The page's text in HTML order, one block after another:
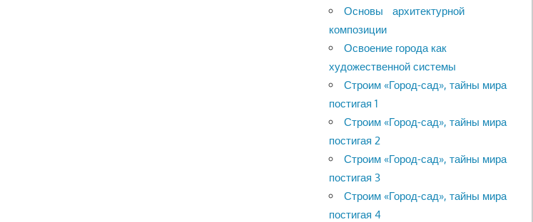
Основы архитектурной
композиции
Освоение города как
художественной системы
Строим «Город-сад», тайны мира
постигая 1
Строим «Город-сад», тайны мира
постигая 2
Строим «Город-сад», тайны мира
постигая 3
Строим «Город-сад», тайны мира
постигая 4